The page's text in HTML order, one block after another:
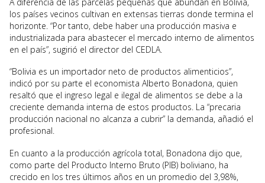
los países vecinos cultivan en extensas tierras donde termina el
horizonte. “Por tanto, debe haber una producción masiva e
industrializada para abastecer el mercado interno de alimentos
en el país”, sugirió el director del CEDLA.
“Bolivia es un importador neto de productos alimenticios”,
indicó por su parte el economista Alberto Bonadona, quien
resaltó que el ingreso legal e ilegal de alimentos se debe a la
creciente demanda interna de estos productos. La “precaria
producción nacional no alcanza a cubrir” la demanda, añadió el
profesional.
En cuanto a la producción agrícola total, Bonadona dijo que,
como parte del Producto Interno Bruto (PIB) boliviano, ha
crecido en los tres últimos años en un promedio del 3,98%,